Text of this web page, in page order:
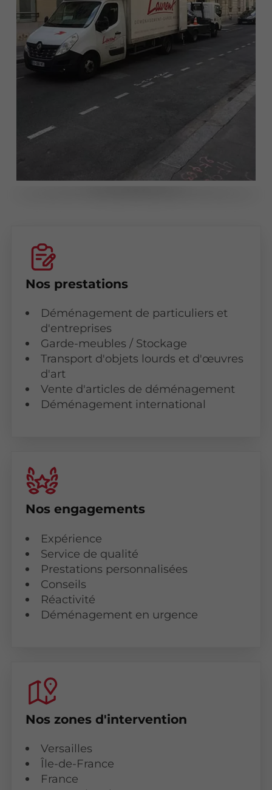
Nos prestations
Déménagement de particuliers et
d'entreprises
Garde-meubles / Stockage
Transport d'objets lourds et d'œuvres
d'art
Vente d'articles de déménagement
Déménagement international
Nos engagements
Expérience
Service de qualité
Prestations personnalisées
Conseils
Réactivité
Déménagement en urgence
Nos zones d'intervention
Versailles
Île-de-France
France